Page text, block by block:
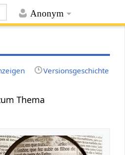
Anonym
Versionsgeschichte
Thema